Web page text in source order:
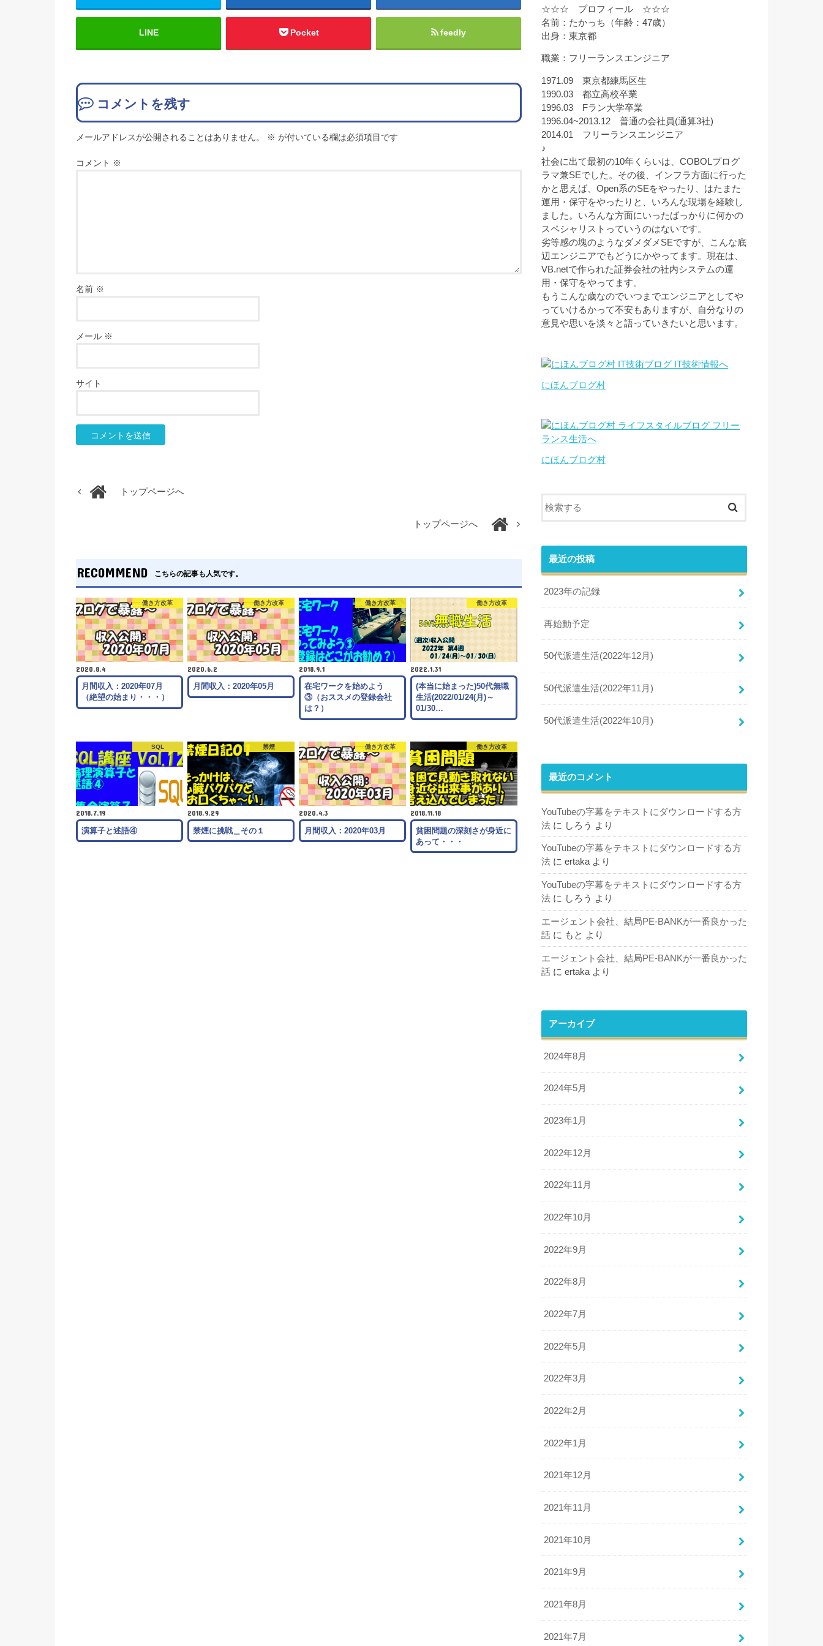
LINE Pocket feedly
コメントを残す
メールアドレスが公開されることはありません。 ※ が付いている欄は必須項目です
コメント ※
名前 ※
メール ※
サイト
トップページへ
トップページへ
RECOMMEND こちらの記事も人気です。
働き方改革
2020.8.4
月間収入：2020年07月
（絶望の始まり・・・）
働き方改革
2020.6.2
月間収入：2020年05月
働き方改革
2018.9.1
在宅ワークを始めよう
③（おススメの登録会社
は？）
働き方改革
2022.1.31
(本当に始まった)50代無職
生活(2022/01/24(月)～
01/30…
SQL
2018.7.19
演算子と述語④
禁煙
2018.9.29
禁煙に挑戦＿その１
働き方改革
2020.4.3
月間収入：2020年03月
働き方改革
2018.11.18
貧困問題の深刻さが身近に
あって・・・
☆☆☆ プロフィール ☆☆☆
名前：たかっち（年齢：47歳）
出身：東京都
職業：フリーランスエンジニア
1971.09 東京都練馬区生
1990.03 都立高校卒業
1996.03 Fラン大学卒業
1996.04~2013.12 普通の会社員(通算3社)
2014.01 フリーランスエンジニア
♪
社会に出て最初の10年くらいは、COBOLプログ
ラマ兼SEでした。その後、インフラ方面に行った
かと思えば、Open系のSEをやったり、はたまた
運用・保守をやったりと、いろんな現場を経験し
ました。いろんな方面にいったばっかりに何かの
スペシャリストっていうのはないです。
劣等感の塊のようなダメダメSEですが、こんな底
辺エンジニアでもどうにかやってます。現在は、
VB.netで作られた証券会社の社内システムの運
用・保守をやってます。
もうこんな歳なのでいつまでエンジニアとしてや
っていけるかって不安もありますが、自分なりの
意見や思いを淡々と語っていきたいと思います。
にほんブログ村
にほんブログ村
最近の投稿
2023年の記録
再始動予定
50代派遣生活(2022年12月)
50代派遣生活(2022年11月)
50代派遣生活(2022年10月)
最近のコメント
YouTubeの字幕をテキストにダウンロードする方
法 に しろう より
YouTubeの字幕をテキストにダウンロードする方
法 に ertakaより
YouTubeの字幕をテキストにダウンロードする方
法 に しろう より
エージェント会社、結局PE-BANKが一番良かった
話 に もと より
エージェント会社、結局PE-BANKが一番良かった
話 に ertaka より
アーカイブ
2024年8月
2024年5月
2023年1月
2022年12月
2022年11月
2022年10月
2022年9月
2022年8月
2022年7月
2022年5月
2022年3月
2022年2月
2022年1月
2021年12月
2021年11月
2021年10月
2021年9月
2021年8月
2021年7月